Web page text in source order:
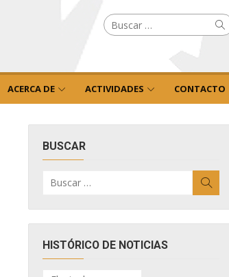
Buscar
por:
ACERCA DE ACTIVIDADES CONTACTO
BUSCAR
por:
HISTÓRICO DE NOTICIAS
HISTÓRICO